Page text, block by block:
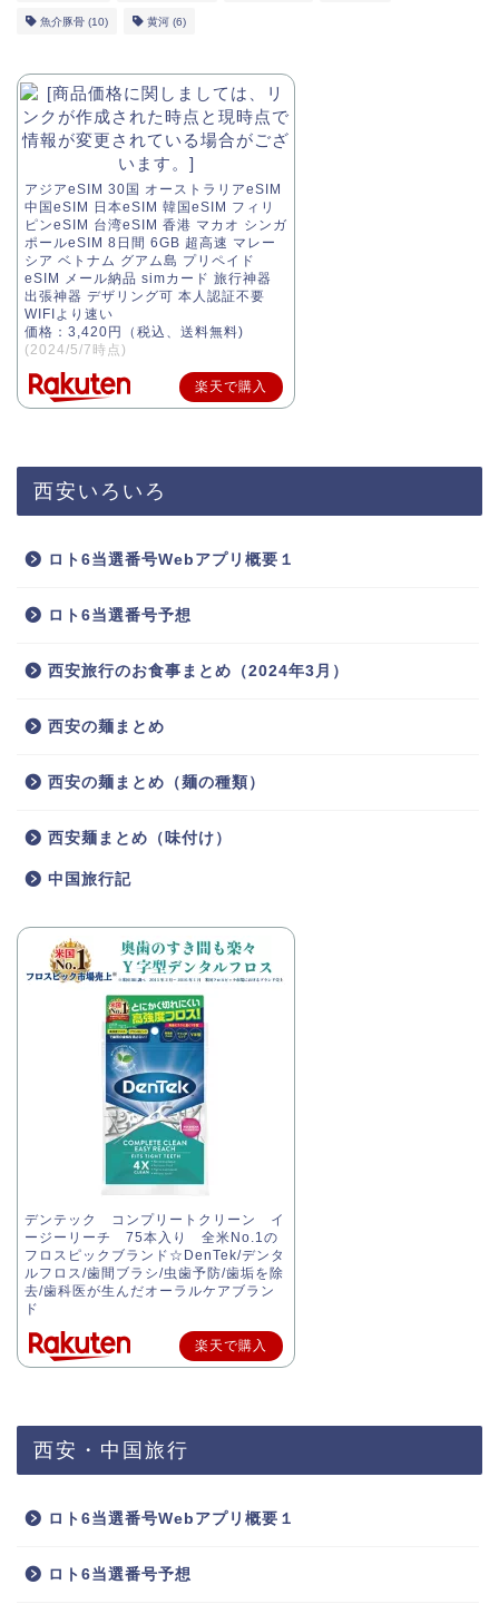
魚介豚骨 (10) 黄河 (6)
アジアeSIM 30国 オーストラリアeSIM
中国eSIM 日本eSIM 韓国eSIM フィリ
ピンeSIM 台湾eSIM 香港 マカオ シンガ
ポールeSIM 8日間 6GB 超高速 マレー
シア ベトナム グアム島 プリペイド
eSIM メール納品 simカード 旅行神器
出張神器 デザリング可 本人認証不要
WIFIより速い
価格：3,420円（税込、送料無料)
(2024/5/7時点)
楽天で購入
西安いろいろ
ロト6当選番号Webアプリ概要１
ロト6当選番号予想
西安旅行のお食事まとめ（2024年3月）
西安の麺まとめ
西安の麺まとめ（麺の種類）
西安麺まとめ（味付け）
中国旅行記
デンテック コンプリートクリーン イ
ージーリーチ 75本入り 全米No.1の
フロスピックブランド☆DenTek/デンタ
ルフロス/歯間ブラシ/虫歯予防/歯垢を除
去/歯科医が生んだオーラルケアブラン
ド
楽天で購入
西安・中国旅行
ロト6当選番号Webアプリ概要１
ロト6当選番号予想